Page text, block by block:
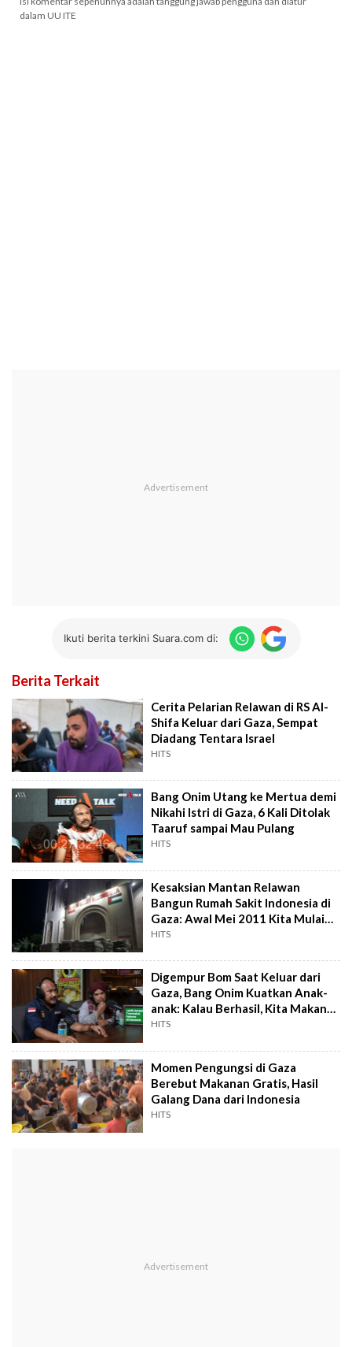
dalam UU ITE
Ikuti berita terkini Suara.com di:
Berita Terkait
Cerita Pelarian Relawan di RS Al-
Shifa Keluar dari Gaza, Sempat
Diadang Tentara Israel
HITS
Bang Onim Utang ke Mertua demi
Nikahi Istri di Gaza, 6 Kali Ditolak
Taaruf sampai Mau Pulang
HITS
Kesaksian Mantan Relawan
Bangun Rumah Sakit Indonesia di
Gaza: Awal Mei 2011 Kita Mulai
Tahap Pertama
HITS
Digempur Bom Saat Keluar dari
Gaza, Bang Onim Kuatkan Anak-
anak: Kalau Berhasil, Kita Makan
Rambutan
HITS
Momen Pengungsi di Gaza
Berebut Makanan Gratis, Hasil
Galang Dana dari Indonesia
HITS